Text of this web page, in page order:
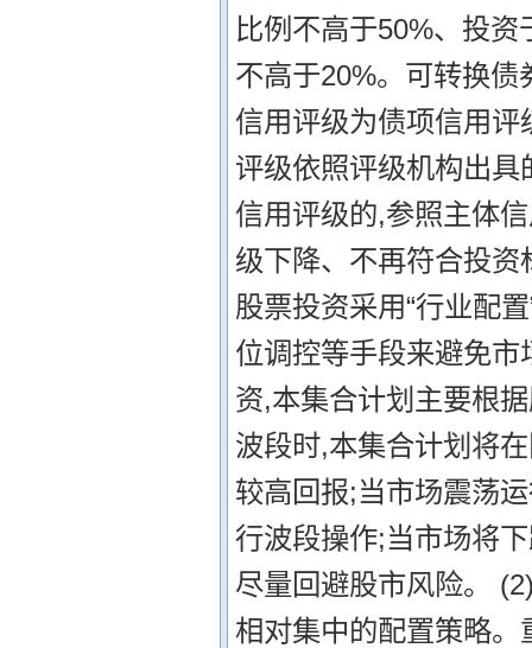
比例不高于50%、投
不高于20%。可转换
信用评级为债项信用
评级依照评级机构出
信用评级的,参照主体
级下降、不再符合投
股票投资采用“行业配
位调控等手段来避免
资,本集合计划主要根
波段时,本集合计划将
较高回报;当市场震荡
行波段操作;当市场将
尽量回避股市风险。
相对集中的配置策略